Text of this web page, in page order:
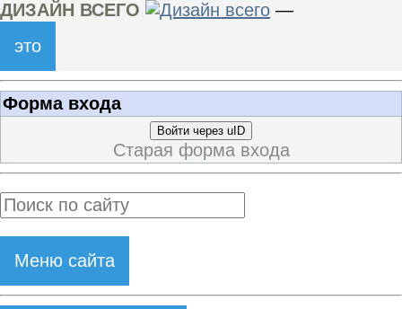
ДИЗАЙН ВСЕГО
—
это
Форма входа
Войти через uID
Старая форма входа
Меню сайта